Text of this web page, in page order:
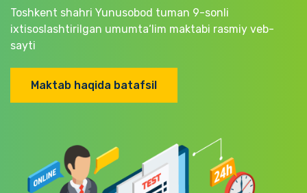
Toshkent shahri Yunusobod tuman 9-sonli
ixtisoslashtirilgan umumta‘lim maktabi rasmiy veb-
sayti
Maktab haqida batafsil